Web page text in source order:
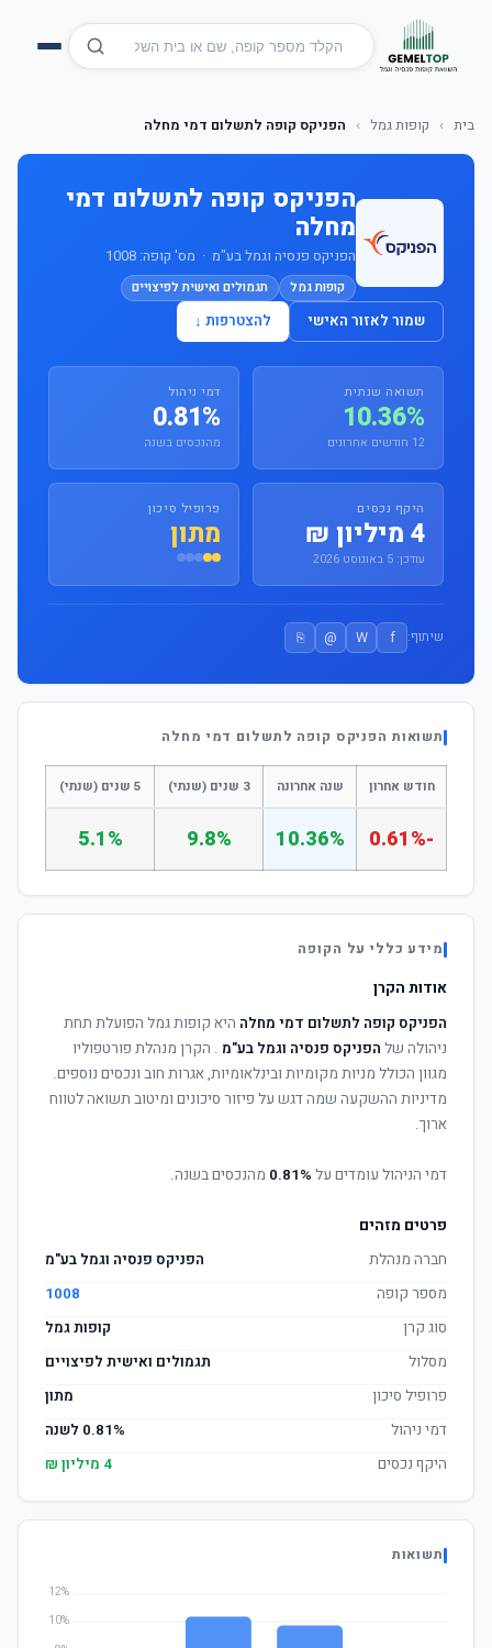
בית › קופות גמל › הפניקס קופה לתשלום דמי מחלה
הפניקס קופה לתשלום דמי
מחלה
הפניקס פנסיה וגמל בע"מ · מס' קופה: 1008
קופות גמל תגמולים ואישית לפיצויים
שמור לאזור האישי להצטרפות ↓
תשואה שנתית
10.36%
12 חודשים אחרונים
דמי ניהול
0.81%
מהנכסים בשנה
היקף נכסים
4 מיליון ₪
עודכן: 5 באוגוסט 2026
פרופיל סיכון
מתון
שיתוף: f
W
@
⎘
תשואות הפניקס קופה לתשלום דמי מחלה
חודש אחרון שנה אחרונה 3 שנים (שנתי) 5 שנים (שנתי)
-0.61%
10.36%
9.8%
5.1%
מידע כללי על הקופה
אודות הקרן
הפניקס קופה לתשלום דמי מחלה היא קופות גמל הפועלת תחת
ניהולה של הפניקס פנסיה וגמל בע"מ . הקרן מנהלת פורטפוליו
מגוון הכולל מניות מקומיות ובינלאומיות, אגרות חוב ונכסים נוספים.
מדיניות ההשקעה שמה דגש על פיזור סיכונים ומיטוב תשואה לטווח
ארוך.
דמי הניהול עומדים על 0.81% מהנכסים בשנה.
פרטים מזהים
חברה מנהלת
הפניקס פנסיה וגמל בע"מ
מספר קופה
1008
סוג קרן
קופות גמל
מסלול
תגמולים ואישית לפיצויים
פרופיל סיכון
מתון
דמי ניהול
0.81% לשנה
היקף נכסים
4 מיליון ₪
תשואות